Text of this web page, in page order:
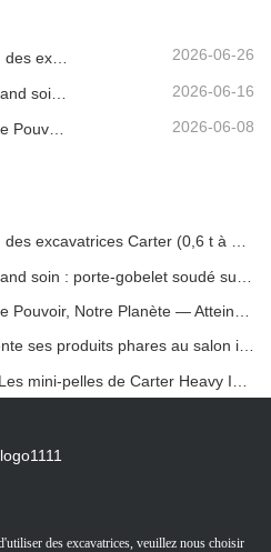
2026-06-26
2026-06-16
2026-06-08
Guide expert pour la sélection des excavatrices Carter (0,6 t à 60 t) pour une efficacité optimale sur le chantier
Carter Heavy Industries présente ses produits phares au salon international KOMATEK 2026 en Turquie.
des excavatrices, veuillez nous choisir